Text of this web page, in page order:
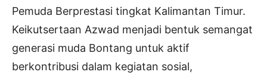
Pemuda Berprestasi tingkat Kalimantan Timur.
Keikutsertaan Azwad menjadi bentuk semangat
generasi muda Bontang untuk aktif
berkontribusi dalam kegiatan sosial,